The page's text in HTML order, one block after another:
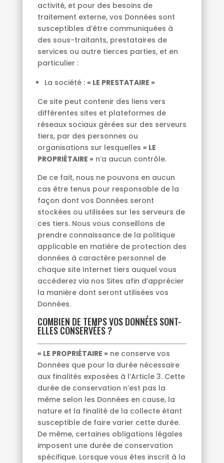
activité, et pour des besoins de
traitement externe, vos Données sont
susceptibles d’être communiquées à
des sous-traitants, prestataires de
services ou autre tierces parties, et en
particulier :
La société : « LE PRESTATAIRE »
Ce site peut contenir des liens vers
différentes sites et plateformes de
réseaux sociaux gérées sur des serveurs
tiers, par des personnes ou
organisations sur lesquelles « LE
PROPRIÉTAIRE » n’a aucun contrôle.
De ce fait, nous ne pouvons en aucun
cas être tenus pour responsable de la
façon dont vos Données seront
stockées ou utilisées sur les serveurs de
ces tiers. Nous vous conseillons de
prendre connaissance de la politique
applicable en matière de protection des
données à caractère personnel de
chaque site Internet tiers auquel vous
accéderez via nos Sites afin d’apprécier
la manière dont seront utilisées vos
Données.
COMBIEN DE TEMPS VOS DONNÉES SONT-
ELLES CONSERVÉES ?
« LE PROPRIÉTAIRE » ne conserve vos
Données que pour la durée nécessaire
aux finalités exposées à l’Article 3. Cette
durée de conservation n’est pas la
même selon les Données en cause, la
nature et la finalité de la collecte étant
susceptible de faire varier cette durée.
De même, certaines obligations légales
imposent une durée de conservation
spécifique. Lorsque vous êtes inscrit à la